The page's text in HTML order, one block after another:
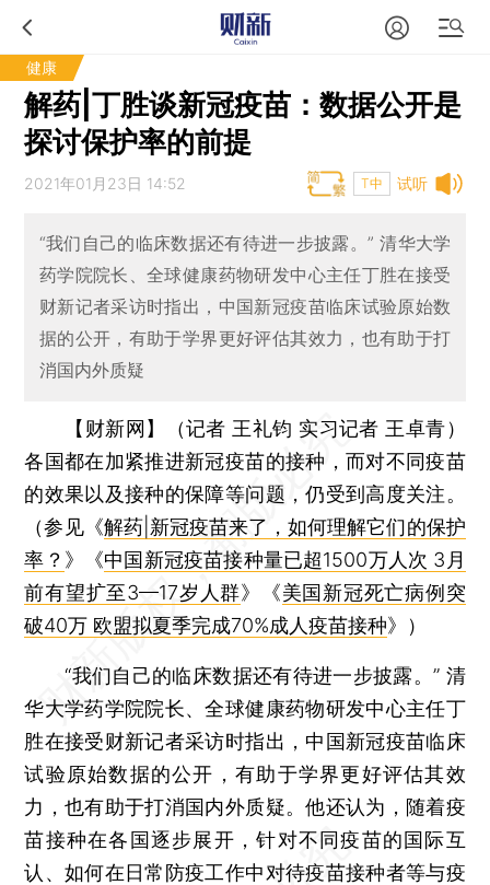
健康
解药|丁胜谈新冠疫苗：数据公开是
探讨保护率的前提
试听
2021年01月23日 14:52 T中
“我们自己的临床数据还有待进一步披露。” 清华大学
药学院院长、全球健康药物研发中心主任丁胜在接受
财新记者采访时指出，中国新冠疫苗临床试验原始数
据的公开，有助于学界更好评估其效力，也有助于打
消国内外质疑
【财新网】（记者 王礼钧 实习记者 王卓青）
各国都在加紧推进新冠疫苗的接种，而对不同疫苗
的效果以及接种的保障等问题，仍受到高度关注。
（参见《解药|新冠疫苗来了，如何理解它们的保护
率？ 》《中国新冠疫苗接种量已超1500万人次 3月
前有望扩至3—17岁人群》《美国新冠死亡病例突
破40万 欧盟拟夏季完成70%成人疫苗接种》）
“我们自己的临床数据还有待进一步披露。” 清
华大学药学院院长、全球健康药物研发中心主任丁
胜在接受财新记者采访时指出，中国新冠疫苗临床
试验原始数据的公开，有助于学界更好评估其效
力，也有助于打消国内外质疑。他还认为，随着疫
苗接种在各国逐步展开，针对不同疫苗的国际互
认、如何在日常防疫工作中对待疫苗接种者等与疫